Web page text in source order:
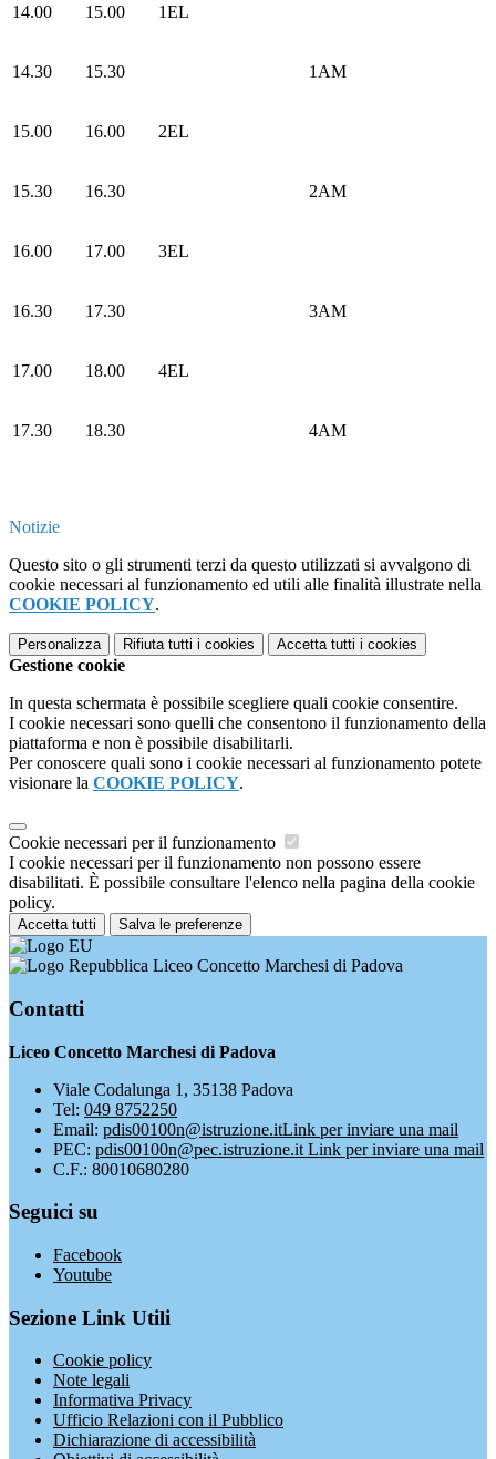
14.00 15.00 1EL
14.30 15.30 1AM
15.00 16.00 2EL
15.30 16.30 2AM
16.00 17.00 3EL
16.30 17.30 3AM
17.00 18.00 4EL
17.30 18.30 4AM
Notizie
Questo sito o gli strumenti terzi da questo utilizzati si avvalgono di
cookie necessari al funzionamento ed utili alle finalità illustrate nella
COOKIE POLICY.
Personalizza Rifiuta tutti i cookies Accetta tutti i cookies
Gestione cookie
In questa schermata è possibile scegliere quali cookie consentire.
I cookie necessari sono quelli che consentono il funzionamento della
piattaforma e non è possibile disabilitarli.
Per conoscere quali sono i cookie necessari al funzionamento potete
visionare la COOKIE POLICY.
Cookie necessari per il funzionamento
I cookie necessari per il funzionamento non possono essere
disabilitati. È possibile consultare l'elenco nella pagina della cookie
policy.
Accetta tutti Salva le preferenze
Liceo Concetto Marchesi di Padova
Contatti
Liceo Concetto Marchesi di Padova
Viale Codalunga 1, 35138 Padova
Tel: 049 8752250
Email: pdis00100n@istruzione.itLink per inviare una mail
PEC: pdis00100n@pec.istruzione.it Link per inviare una mail
C.F.: 80010680280
Seguici su
Facebook
Youtube
Sezione Link Utili
Cookie policy
Note legali
Informativa Privacy
Ufficio Relazioni con il Pubblico
Dichiarazione di accessibilità